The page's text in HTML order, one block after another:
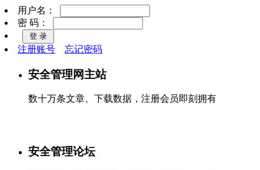
用户名：
密 码：
注册账号 忘记密码
安全管理网主站
数十万条文章、下载数据，注册会员即刻拥有
安全管理论坛